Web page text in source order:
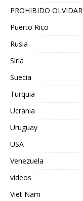
PROHIBIDO OLVIDAR
Puerto Rico
Rusia
Siria
Suecia
Turquia
Ucrania
Uruguay
USA
Venezuela
videos
Viet Nam